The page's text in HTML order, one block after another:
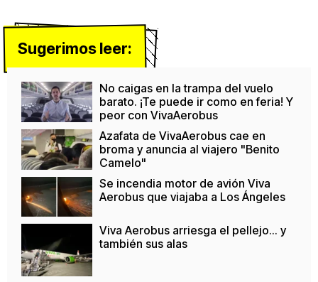
Sugerimos leer:
No caigas en la trampa del vuelo
barato. ¡Te puede ir como en feria! Y
peor con VivaAerobus
Azafata de VivaAerobus cae en
broma y anuncia al viajero "Benito
Camelo"
Se incendia motor de avión Viva
Aerobus que viajaba a Los Ángeles
Viva Aerobus arriesga el pellejo... y
también sus alas